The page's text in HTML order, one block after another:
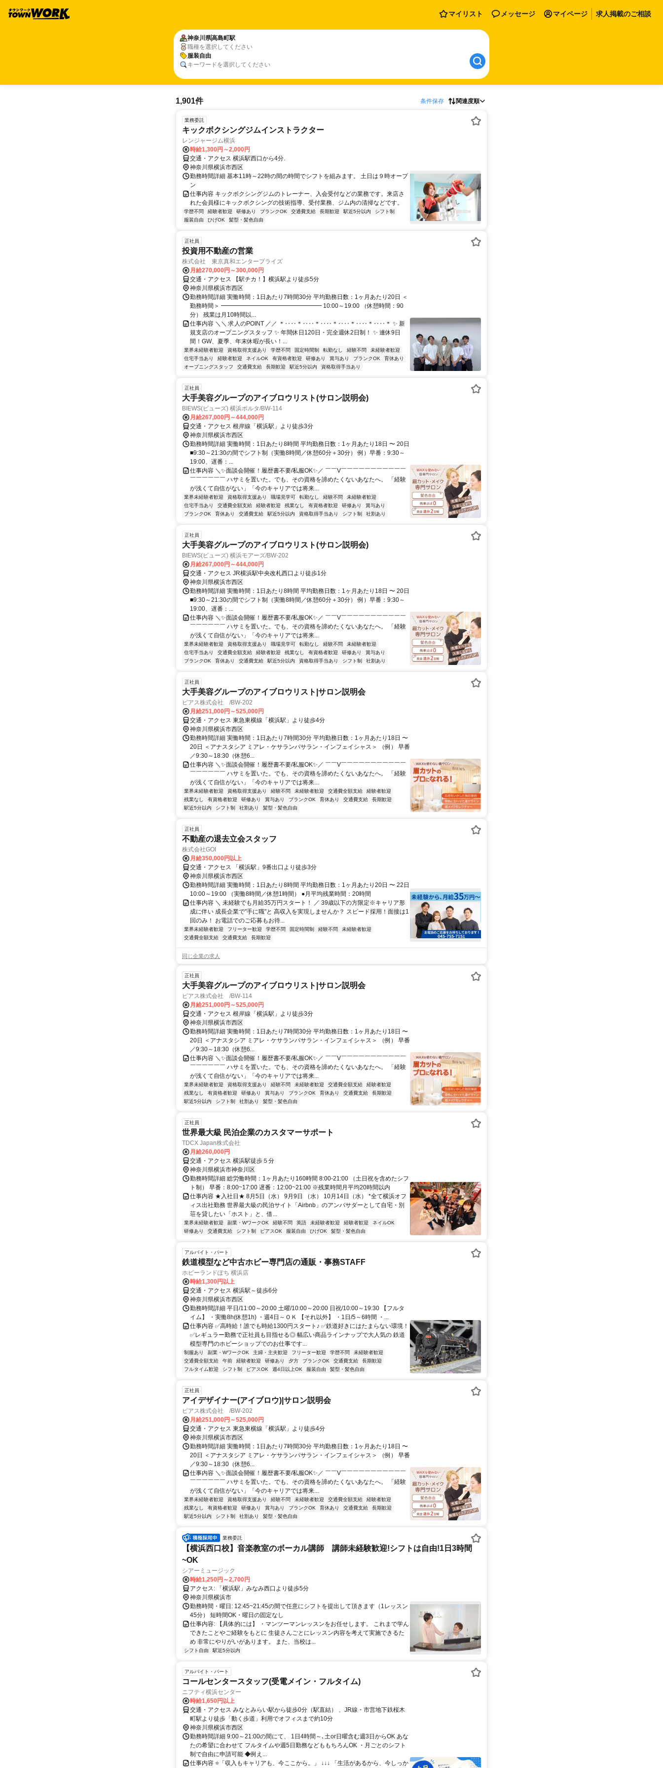
マイリスト メッセージ マイページ 求人掲載のご相談
神奈川県高島町駅
職種を選択してください
服装自由
キーワードを選択してください
1,901件 条件保存 関連度順
業務委託
キックボクシングジムインストラクター
レンジャージム横浜
時給1,300円～2,000円
交通・アクセス 横浜駅西口から4分.
神奈川県横浜市西区
勤務時間詳細 基本11時～22時の間の時間でシフトを組みます。 土日は９時オープ
ン
仕事内容 キックボクシングジムのトレーナー、入会受付などの業務です。来店さ
れた会員様にキックボクシングの技術指導、受付業務、ジム内の清掃などです。
学歴不問 経験者歓迎 研修あり ブランクOK 交通費支給 長期歓迎 駅近5分以内
シフト制
服装自由
ひげOK 髪型・髪色自由
正社員
投資用不動産の営業
株式会社 東京真和エンタープライズ
月給270,000円～300,000円
交通・アクセス 【駅チカ！】横浜駅より徒歩5分
神奈川県横浜市西区
勤務時間詳細 実働時間：1日あたり7時間30分 平均勤務日数：1ヶ月あたり20日 ＜
勤務時間＞ ━━━━━━━━━━━━━━━━━ 10:00～19:00 （休憩時間：90
分） 残業は月10時間以...
仕事内容 ＼＼ 求人のPOINT ／／ ＊‥‥＊‥‥＊‥‥＊‥‥＊‥‥＊‥‥＊ ✨ 新
規支店のオープニングスタッフ ✨ 年間休日120日・完全週休2日制！ ✨ 連休9日
間！GW、夏季、年末休暇が長い！...
業界未経験者歓迎 資格取得支援あり 学歴不問 固定時間制 転勤なし 経験不問
未経験者歓迎
住宅手当あり
経験者歓迎 ネイルOK 有資格者歓迎 研修あり 賞与あり ブランクOK
育休あり
オープニングスタッフ
交通費支給 長期歓迎 駅近5分以内 資格取得手当あり
正社員
大手美容グループのアイブロウリスト(サロン説明会)
BIEWS(ビューズ) 横浜ポルタ/BW-114
月給267,000円～444,000円
交通・アクセス 根岸線「横浜駅」より徒歩3分
神奈川県横浜市西区
勤務時間詳細 実働時間：1日あたり8時間 平均勤務日数：1ヶ月あたり18日 〜 20日
■9:30～21:30の間でシフト制（実働8時間／休憩60分＋30分） 例）早番：9:30～
19:00、遅番：...
仕事内容 ＼✨面談会開催！履歴書不要/私服OK✨／ ￣￣V￣￣￣￣￣￣￣￣￣￣￣
￣￣￣￣￣￣ ハサミを置いた。でも、その資格を諦めたくないあなたへ。 「経験
が浅くて自信がない」「今のキャリアでは将来...
業界未経験者歓迎 資格取得支援あり 職場見学可 転勤なし 経験不問
未経験者歓迎
住宅手当あり
交通費全額支給 経験者歓迎 残業なし 有資格者歓迎 研修あり
賞与あり
ブランクOK
育休あり 交通費支給 駅近5分以内 資格取得手当あり シフト制 社割あり
正社員
大手美容グループのアイブロウリスト(サロン説明会)
BIEWS(ビューズ) 横浜モアーズ/BW-202
月給267,000円～444,000円
交通・アクセス JR横浜駅中央改札西口より徒歩1分
神奈川県横浜市西区
勤務時間詳細 実働時間：1日あたり8時間 平均勤務日数：1ヶ月あたり18日 〜 20日
■9:30～21:30の間でシフト制（実働8時間／休憩60分＋30分） 例）早番：9:30～
19:00、遅番：...
仕事内容 ＼✨面談会開催！履歴書不要/私服OK✨／ ￣￣V￣￣￣￣￣￣￣￣￣￣￣
￣￣￣￣￣￣ ハサミを置いた。でも、その資格を諦めたくないあなたへ。 「経験
が浅くて自信がない」「今のキャリアでは将来...
業界未経験者歓迎 資格取得支援あり 職場見学可 転勤なし 経験不問
未経験者歓迎
住宅手当あり
交通費全額支給 経験者歓迎 残業なし 有資格者歓迎 研修あり
賞与あり
ブランクOK
育休あり 交通費支給 駅近5分以内 資格取得手当あり シフト制 社割あり
正社員
大手美容グループのアイブロウリスト|サロン説明会
ピアス株式会社 /BW-202
月給251,000円～525,000円
交通・アクセス 東急東横線「横浜駅」より徒歩4分
神奈川県横浜市西区
勤務時間詳細 実働時間：1日あたり7時間30分 平均勤務日数：1ヶ月あたり18日 〜
20日 ＜アナスタシア ミアレ・ケサランパサラン・インフェイシャス＞ （例） 早番
／9:30～18:30（休憩6...
仕事内容 ＼✨面談会開催！履歴書不要/私服OK✨／ ￣￣V￣￣￣￣￣￣￣￣￣￣￣
￣￣￣￣￣￣ ハサミを置いた。でも、その資格を諦めたくないあなたへ。 「経験
が浅くて自信がない」「今のキャリアでは将来...
業界未経験者歓迎 資格取得支援あり 経験不問 未経験者歓迎 交通費全額支給
経験者歓迎
残業なし
有資格者歓迎 研修あり 賞与あり ブランクOK 育休あり 交通費支給
長期歓迎
駅近5分以内
シフト制 社割あり 髪型・髪色自由
正社員
不動産の退去立会スタッフ
株式会社GOI
月給350,000円以上
交通・アクセス 「横浜駅」9番出口より徒歩3分
神奈川県横浜市西区
勤務時間詳細 実働時間：1日あたり8時間 平均勤務日数：1ヶ月あたり20日 〜 22日
10:00～19:00 （実働8時間／休憩1時間） ●月平均残業時間：20時間
仕事内容 ＼ 未経験でも月給35万円スタート！ ／ 39歳以下の方限定※キャリア形
成に伴い 成長企業で"手に職"と 高収入を実現しませんか？ スピード採用！面接は1
回のみ！ お電話でのご応募もお待...
業界未経験者歓迎 フリーター歓迎 学歴不問 固定時間制 経験不問
未経験者歓迎
交通費全額支給
交通費支給 長期歓迎
同じ企業の求人
正社員
大手美容グループのアイブロウリスト|サロン説明会
ピアス株式会社 /BW-114
月給251,000円～525,000円
交通・アクセス 根岸線「横浜駅」より徒歩3分
神奈川県横浜市西区
勤務時間詳細 実働時間：1日あたり7時間30分 平均勤務日数：1ヶ月あたり18日 〜
20日 ＜アナスタシア ミアレ・ケサランパサラン・インフェイシャス＞ （例） 早番
／9:30～18:30（休憩6...
仕事内容 ＼✨面談会開催！履歴書不要/私服OK✨／ ￣￣V￣￣￣￣￣￣￣￣￣￣￣
￣￣￣￣￣￣ ハサミを置いた。でも、その資格を諦めたくないあなたへ。 「経験
が浅くて自信がない」「今のキャリアでは将来...
業界未経験者歓迎 資格取得支援あり 経験不問 未経験者歓迎 交通費全額支給
経験者歓迎
残業なし
有資格者歓迎 研修あり 賞与あり ブランクOK 育休あり 交通費支給
長期歓迎
駅近5分以内
シフト制 社割あり 髪型・髪色自由
正社員
世界最大級 民泊企業のカスタマーサポート
TDCX Japan株式会社
月給260,000円
交通・アクセス 横浜駅徒歩５分
神奈川県横浜市神奈川区
勤務時間詳細 総労働時間：1ヶ月あたり160時間 8:00-21:00 （土日祝を含めたシフ
ト制） 早番：8:00~17:00 遅番：12:00~21:00 ※残業時間月平均20時間以内
仕事内容 ★入社日★ 8月5日（水） 9月9日 （水） 10月14日（水） *全て横浜オフ
ィス出社勤務 世界最大級の民泊サイト「Airbnb」のアンバサダーとして自宅・別
荘を貸したい「ホスト」と、借...
業界未経験者歓迎 副業・WワークOK 経験不問 英語 未経験者歓迎 経験者歓迎
ネイルOK
研修あり
交通費支給 シフト制 ピアスOK 服装自由 ひげOK 髪型・髪色自由
アルバイト・パート
鉄道模型など中古ホビー専門店の通販・事務STAFF
ホビーランドぽち 横浜店
時給1,300円以上
交通・アクセス 横浜駅～徒歩6分
神奈川県横浜市西区
勤務時間詳細 平日/11:00～20:00 土曜/10:00～20:00 日祝/10:00～19:30 【フルタ
イム】 ・実働8h(休憩1h) ・週4日～ＯＫ 【それ以外】 ・1日/5～6時間 ・...
仕事内容 ✅高時給！誰でも時給1300円スタート♪ ✅鉄道好きにはたまらない環境！
✅レギュラー勤務で正社員も目指せる◎ 幅広い商品ラインナップで大人気の 鉄道
模型専門のホビーショップでのお仕事です...
制服あり 副業・WワークOK 主婦・主夫歓迎 フリーター歓迎 学歴不問
未経験者歓迎
交通費全額支給
午前 経験者歓迎 研修あり 夕方 ブランクOK 交通費支給
長期歓迎
フルタイム歓迎
シフト制 ピアスOK 週4日以上OK 服装自由 髪型・髪色自由
正社員
アイデザイナー(アイブロウ)|サロン説明会
ピアス株式会社 /BW-202
月給251,000円～525,000円
交通・アクセス 東急東横線「横浜駅」より徒歩4分
神奈川県横浜市西区
勤務時間詳細 実働時間：1日あたり7時間30分 平均勤務日数：1ヶ月あたり18日 〜
20日 ＜アナスタシア ミアレ・ケサランパサラン・インフェイシャス＞ （例） 早番
／9:30～18:30（休憩6...
仕事内容 ＼✨面談会開催！履歴書不要/私服OK✨／ ￣￣V￣￣￣￣￣￣￣￣￣￣￣
￣￣￣￣￣￣ ハサミを置いた。でも、その資格を諦めたくないあなたへ。 「経験
が浅くて自信がない」「今のキャリアでは将来...
業界未経験者歓迎 資格取得支援あり 経験不問 未経験者歓迎 交通費全額支給
経験者歓迎
残業なし
有資格者歓迎 研修あり 賞与あり ブランクOK 育休あり 交通費支給
長期歓迎
駅近5分以内
シフト制 社割あり 髪型・髪色自由
業務委託
【横浜西口校】音楽教室のボーカル講師 講師未経験歓迎!シフトは自由!1日3時間
~OK
シアーミュージック
時給1,250円～2,700円
アクセス: 「横浜駅」みなみ西口より徒歩5分
神奈川県横浜市
勤務時間・曜日: 12:45~21:45の間で任意にシフトを提出して頂きます（1レッスン
45分） 短時間OK・曜日の固定なし
仕事内容: 【具体的には】 ・マンツーマンレッスンをお任せします。 これまで学ん
できたことやご経験をもとに 生徒さんごとにレッスン内容を考えて実施できるた
め 非常にやりがいがあります。 また、当校は...
シフト自由 駅近5分以内
アルバイト・パート
コールセンタースタッフ(受電メイン・フルタイム)
ニフティ横浜センター
時給1,650円以上
交通・アクセス みなとみらい駅から徒歩0分（駅直結） 、JR線・市営地下鉄桜木
町駅より徒歩「動く歩道」利用でオフィスまで約10分
神奈川県横浜市西区
勤務時間詳細 9:00～21:00の間にて、 1日4時間～､土or日曜含む週3日からOK あな
たの希望に合わせて フルタイムや週5日勤務などももちろんOK ・月ごとのシフト
制で自由に申請可能 ◆例え...
仕事内容 ⭐「収入もキャリアも、今ここから。」 ↓↓↓ 「生活があるから、今しっか